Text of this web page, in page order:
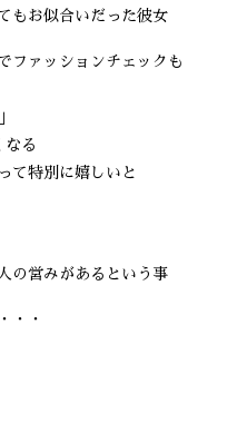
もお似合いだった彼女
ファッションチェックも
なる
て特別に嬉しいと
の営みがあるという事
・・